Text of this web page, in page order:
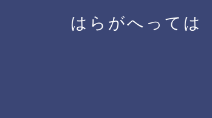
はらがへっては